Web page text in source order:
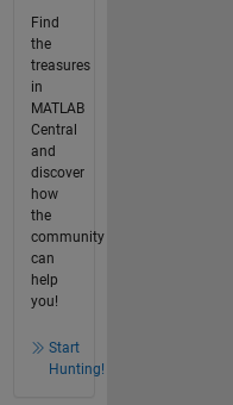
Find
the
treasures
in
MATLAB
Central
and
discover
how
the
community
can
help
you!
Start
Hunting!